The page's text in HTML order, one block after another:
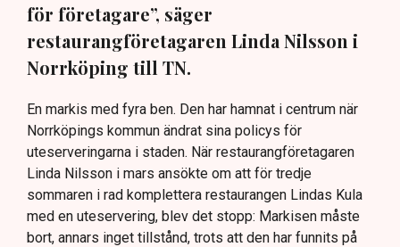
för företagare”, säger
restaurangföretagaren Linda Nilsson i
Norrköping till TN.
En markis med fyra ben. Den har hamnat i centrum när
Norrköpings kommun ändrat sina policys för
uteserveringarna i staden. När restaurangföretagaren
Linda Nilsson i mars ansökte om att för tredje
sommaren i rad komplettera restaurangen Lindas Kula
med en uteservering, blev det stopp: Markisen måste
bort, annars inget tillstånd, trots att den har funnits på